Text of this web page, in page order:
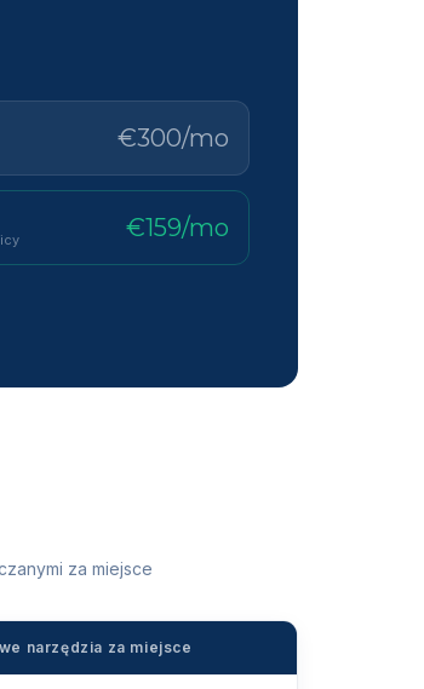
€300/mo
€159/mo
za miejsce
narzędzia za miejsce